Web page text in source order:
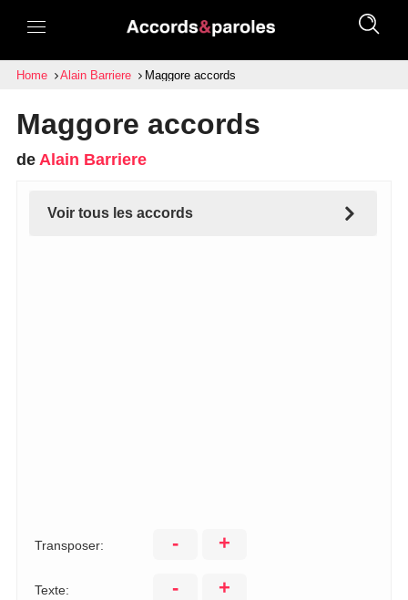
Home Alain Barriere Maggore accords
Maggore accords
de Alain Barriere
Voir tous les accords
Transposer: - +
Texte: - +